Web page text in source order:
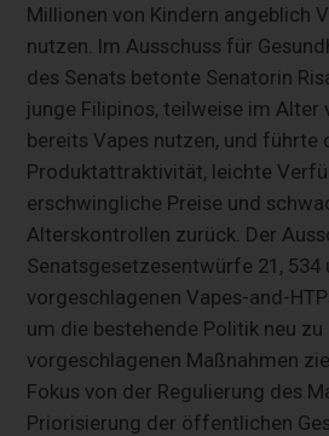
Millionen von Kindern angeblich
nutzen. Im Ausschuss für
des Senats betonte Senatorin
junge Filipinos, teilweise im Alter
bereits Vapes nutzen, und führte
Produktattraktivität, leichte
erschwingliche Preise und
Alterskontrollen zurück. Der
Senatsgesetzesentwürfe 21, 534
vorgeschlagenen Vapes-and-
um die bestehende Politik neu zu
vorgeschlagenen Maßnahmen
Fokus von der Regulierung des
Priorisierung der öffentlichen